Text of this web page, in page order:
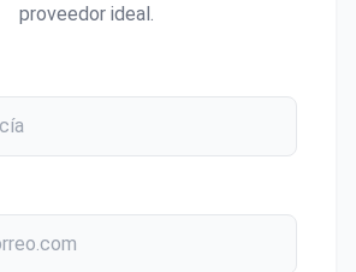
proveedor ideal.